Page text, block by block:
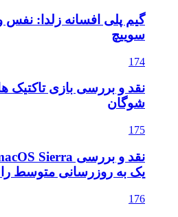
گیم پلی افسانه زلدا: نفس
سوییچ
174
نقد و بررسی بازی تاکتیک
شوگان
175
یک به روزرسانی متوسط
176